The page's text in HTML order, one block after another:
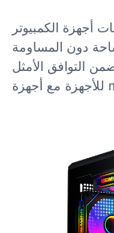
أجهزة الكمبيوتر
دون المساومة
التوافق الأمثل